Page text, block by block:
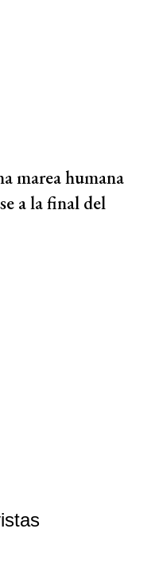
marea humana
a la final del